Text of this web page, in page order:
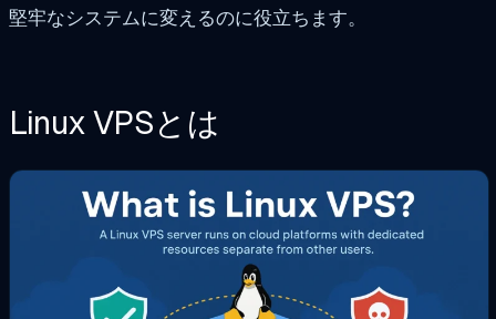
堅牢なシステムに変えるのに役立ちます。
Linux VPSとは